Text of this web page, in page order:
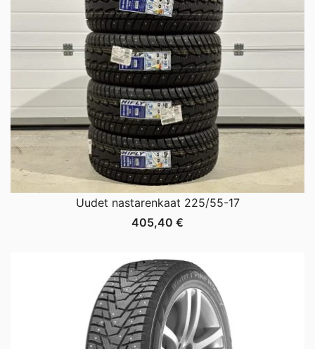
Uudet nastarenkaat 225/55-17
405,40 €